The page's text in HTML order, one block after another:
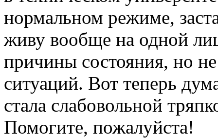
нормальном режиме,
живу вообще на одной
причины состояния, но
ситуаций. Вот теперь
стала слабовольной
Помогите, пожалуйста!